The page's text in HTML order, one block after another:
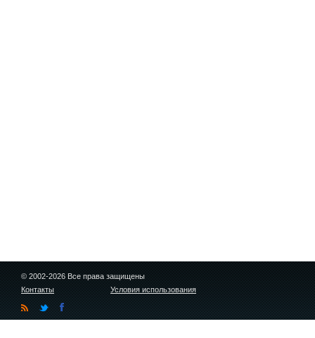
© 2002-2026 Все права защищены
Контакты
Условия использования